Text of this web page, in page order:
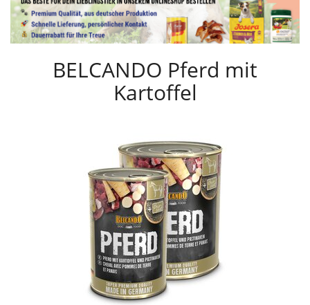
BELCANDO Pferd mit
Kartoffel